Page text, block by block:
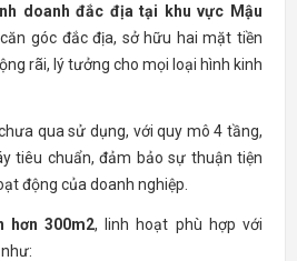
doanh đắc địa tại khu vực Mậu
góc đắc địa, sở hữu hai mặt tiền
rãi, lý tưởng cho mọi loại hình kinh
qua sử dụng, với quy mô 4 tầng,
tiêu chuẩn, đảm bảo sự thuận tiện
động của doanh nghiệp.
hơn 300m2, linh hoạt phù hợp với